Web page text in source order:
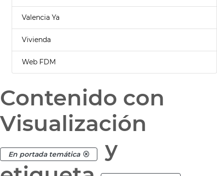
Valencia Ya
Vivienda
Web FDM
Contenido con
Visualización
En portada temática
y